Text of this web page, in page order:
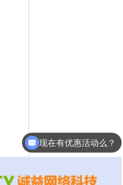
现在有优惠活动么？